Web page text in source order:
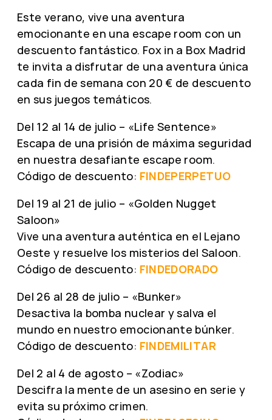
Este verano, vive una aventura
emocionante en una escape room con un
descuento fantástico. Fox in a Box Madrid
te invita a disfrutar de una aventura única
cada fin de semana con 20 € de descuento
en sus juegos temáticos.
Del 12 al 14 de julio – «Life Sentence»
Escapa de una prisión de máxima seguridad
en nuestra desafiante escape room.
Código de descuento: FINDEPERPETUO
Del 19 al 21 de julio – «Golden Nugget
Saloon»
Vive una aventura auténtica en el Lejano
Oeste y resuelve los misterios del Saloon.
Código de descuento: FINDEDORADO
Del 26 al 28 de julio – «Bunker»
Desactiva la bomba nuclear y salva el
mundo en nuestro emocionante búnker.
Código de descuento: FINDEMILITAR
Del 2 al 4 de agosto – «Zodiac»
Descifra la mente de un asesino en serie y
evita su próximo crimen.